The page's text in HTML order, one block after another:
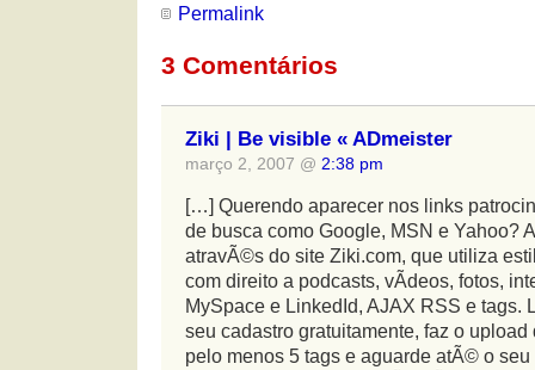
Permalink
3 Comentários
Ziki | Be visible « ADmeister
março 2, 2007 @ 2:38 pm
[…] Querendo aparecer nos links
de busca como Google, MSN e Yahoo?
atravÃ©s do site Ziki.com, que utiliza
com direito a podcasts, vÃ­deos, fotos,
MySpace e LinkedId, AJAX RSS e tags.
seu cadastro gratuitamente, faz o
pelo menos 5 tags e aguarde atÃ© o